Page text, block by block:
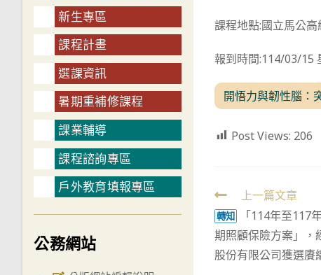
課程地點:國立馬公
報到時間:114/03/15
開悟力與韌性腦：
Post Views: 206
Read
more
articles
上一篇文章
轉知
「114年至117
期照顧保險方案」，
股份有限公司獲選賡
新生專區
課程計畫
選課資訊
暑期重補修課程
課業輔導
課程諮詢專區
戶外教育填報專區
公務網站